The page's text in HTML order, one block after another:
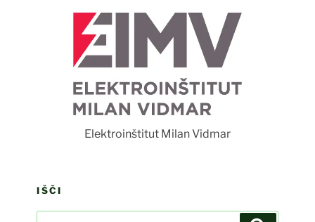
Elektroinštitut Milan Vidmar
IŠČI